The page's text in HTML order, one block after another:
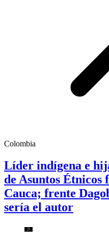
Colombia
Líder indígena e
de Asuntos Étnicos
Cauca; frente
sería el autor